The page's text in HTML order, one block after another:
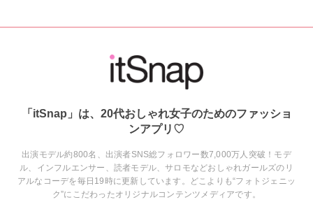
「itSnap」は、20代おしゃれ女子のためのファッショ
ンアプリ♡
出演モデル約800名、出演者SNS総フォロワー数7,000万人突破！モデ
ル、インフルエンサー、読者モデル、サロモなどおしゃれガールズのリ
アルなコーデを毎日19時に更新しています。どこよりも“フォトジェニッ
ク”にこだわったオリジナルコンテンツメディアです。